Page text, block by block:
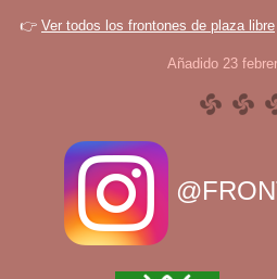
👉 Ver todos los frontones de plaza libre
Añadido 23